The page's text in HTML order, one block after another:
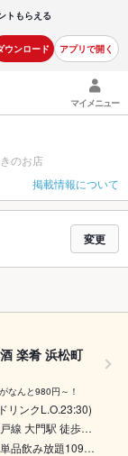
トもらえる
ウンロード アプリで開く
マイメニュー
のお店
掲載情報について
変更
楽肴 浜松町
なんと980円～！
リンクL.O.23:30)
線 大門駅 徒歩…
品飲み放題109…